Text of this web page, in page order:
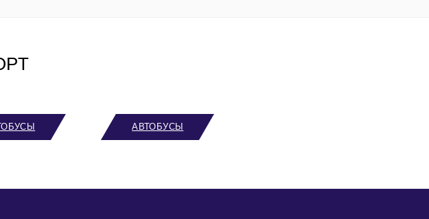
АВТОБУСЫ